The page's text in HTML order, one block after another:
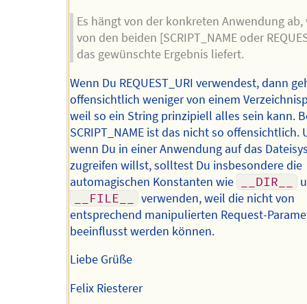
Es hängt von der konkreten Anwendung ab,
von den beiden [SCRIPT_NAME oder
das gewünschte Ergebnis liefert.
Wenn Du REQUEST_URI verwendest, dann
offensichtlich weniger von einem
weil so ein String prinzipiell alles sein kann.
SCRIPT_NAME ist das nicht so offensichtlich.
wenn Du in einer Anwendung auf das
zugreifen willst, solltest Du insbesondere die
automagischen Konstanten wie
__DIR__
__FILE__
verwenden, weil die nicht von
entsprechend manipulierten Request-
beeinflusst werden können.
Liebe Grüße
Felix Riesterer